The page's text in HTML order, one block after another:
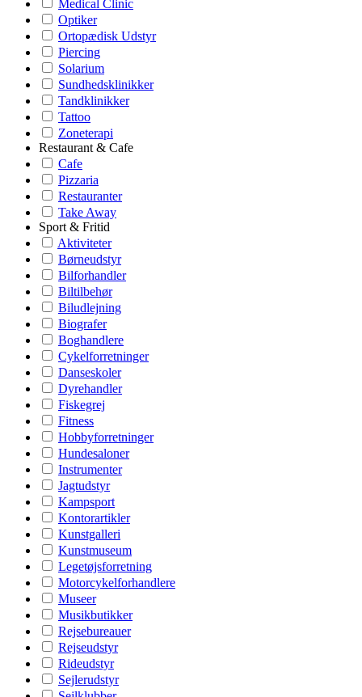
Medical Clinic
Optiker
Ortopædisk Udstyr
Piercing
Solarium
Sundhedsklinikker
Tandklinikker
Tattoo
Zoneterapi
Restaurant & Cafe
Cafe
Pizzaria
Restauranter
Take Away
Sport & Fritid
Aktiviteter
Børneudstyr
Bilforhandler
Biltilbehør
Biludlejning
Biografer
Boghandlere
Cykelforretninger
Danseskoler
Dyrehandler
Fiskegrej
Fitness
Hobbyforretninger
Hundesaloner
Instrumenter
Jagtudstyr
Kampsport
Kontorartikler
Kunstgalleri
Kunstmuseum
Legetøjsforretning
Motorcykelforhandlere
Museer
Musikbutikker
Rejsebureauer
Rejseudstyr
Rideudstyr
Sejlerudstyr